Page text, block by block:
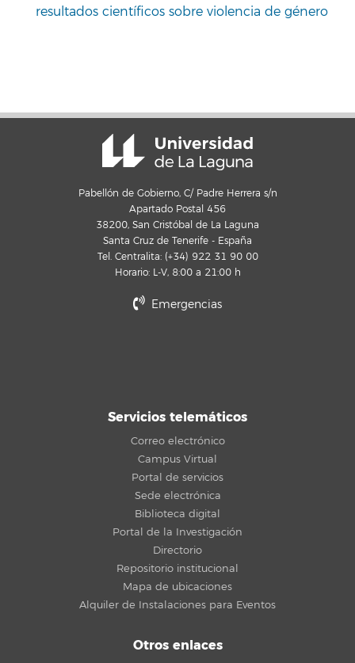
resultados científicos sobre violencia de género
Pabellón de Gobierno, C/ Padre Herrera s/n
Apartado Postal 456
38200, San Cristóbal de La Laguna
Santa Cruz de Tenerife - España
Tel. Centralita: (+34) 922 31 90 00
Horario: L-V, 8:00 a 21:00 h
Emergencias
Servicios telemáticos
Correo electrónico
Campus Virtual
Portal de servicios
Sede electrónica
Biblioteca digital
Portal de la Investigación
Directorio
Repositorio institucional
Mapa de ubicaciones
Alquiler de Instalaciones para Eventos
Otros enlaces